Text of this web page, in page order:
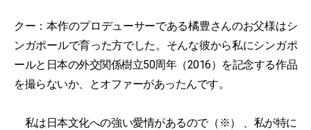
クー：本作のプロデューサーである橘豊さんのお父様はシ
ンガポールで育った方でした。そんな彼から私にシンガポ
ールと日本の外交関係樹立50周年（2016）を記念する作品
を撮らないか、とオファーがあったんです。
私は日本文化への強い愛情があるので（※） 、私が特に